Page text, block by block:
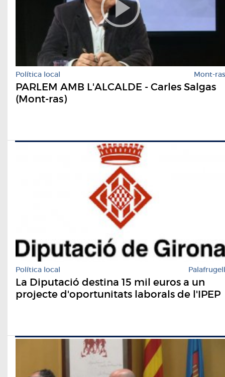
Política local Mont-ras
PARLEM AMB L'ALCALDE - Carles Salgas
(Mont-ras)
Política local Palafrugell
La Diputació destina 15 mil euros a un
projecte d'oportunitats laborals de l'IPEP